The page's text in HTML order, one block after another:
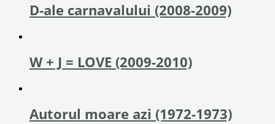
D-ale carnavalului (2008-2009)
W + J = LOVE (2009-2010)
Autorul moare azi (1972-1973)